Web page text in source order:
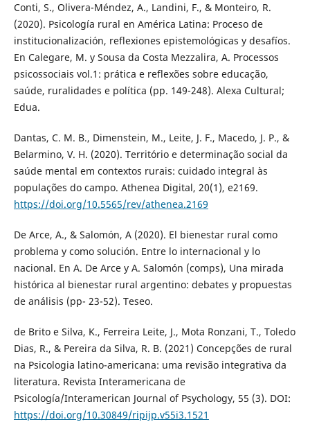
Conti, S., Olivera-Méndez, A., Landini, F., & Monteiro, R.
(2020). Psicología rural en América Latina: Proceso de
institucionalización, reflexiones epistemológicas y desafíos.
En Calegare, M. y Sousa da Costa Mezzalira, A. Processos
psicossociais vol.1: prática e reflexões sobre educação,
saúde, ruralidades e política (pp. 149-248). Alexa Cultural;
Edua.
Dantas, C. M. B., Dimenstein, M., Leite, J. F., Macedo, J. P., &
Belarmino, V. H. (2020). Território e determinação social da
saúde mental em contextos rurais: cuidado integral às
populações do campo. Athenea Digital, 20(1), e2169.
https://doi.org/10.5565/rev/athenea.2169
De Arce, A., & Salomón, A (2020). El bienestar rural como
problema y como solución. Entre lo internacional y lo
nacional. En A. De Arce y A. Salomón (comps), Una mirada
histórica al bienestar rural argentino: debates y propuestas
de análisis (pp- 23-52). Teseo.
de Brito e Silva, K., Ferreira Leite, J., Mota Ronzani, T., Toledo
Dias, R., & Pereira da Silva, R. B. (2021) Concepções de rural
na Psicologia latino-americana: uma revisão integrativa da
literatura. Revista Interamericana de
Psicología/Interamerican Journal of Psychology, 55 (3). DOI:
https://doi.org/10.30849/ripijp.v55i3.1521